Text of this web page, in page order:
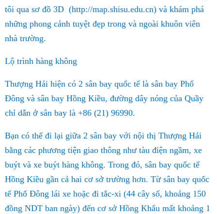
tôi qua sơ đồ 3D (http://map.shisu.edu.cn) và khám phá
những phong cảnh tuyệt đẹp trong và ngoài khuôn viên
nhà trường.
Lộ trình hàng không
Thượng Hải hiện có 2 sân bay quốc tế là sân bay Phố
Đông và sân bay Hồng Kiều, đường dây nóng của Quầy
chỉ dẫn ở sân bay là +86 (21) 96990.
Bạn có thể đi lại giữa 2 sân bay với nội thị Thượng Hải
bằng các phương tiện giao thông như tàu điện ngầm, xe
buýt và xe buýt hàng không. Trong đó, sân bay quốc tế
Hồng Kiều gần cả hai cơ sở trường hơn. Từ sân bay quốc
tế Phố Đông lái xe hoặc đi tắc-xi (44 cây số, khoảng 150
đồng NDT ban ngày) đến cơ sở Hồng Khẩu mất khoảng 1